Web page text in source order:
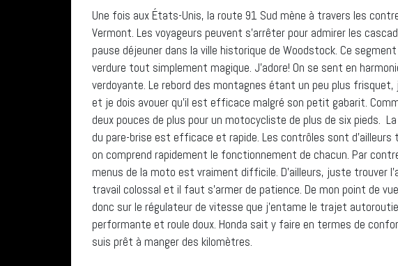
Une fois aux États-Unis, la route 91 Sud mène à travers les
Vermont. Les voyageurs peuvent s’arrêter pour admirer les
pause déjeuner dans la ville historique de Woodstock. Ce
verdure tout simplement magique. J’adore! On se sent en
verdoyante. Le rebord des montagnes étant un peu plus
et je dois avouer qu’il est efficace malgré son petit gabarit.
deux pouces de plus pour un motocycliste de plus de six pieds.
du pare-brise est efficace et rapide. Les contrôles sont
on comprend rapidement le fonctionnement de chacun. Par
menus de la moto est vraiment difficile. D’ailleurs, juste trouver
travail colossal et il faut s’armer de patience. De mon point de
donc sur le régulateur de vitesse que j’entame le trajet
performante et roule doux. Honda sait y faire en termes de
suis prêt à manger des kilomètres.